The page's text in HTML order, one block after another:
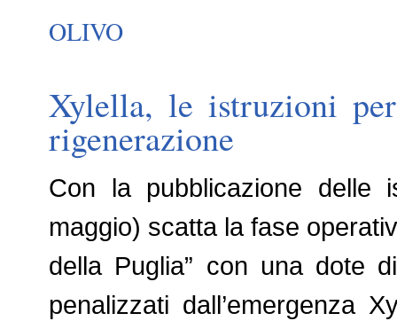
OLIVO
Xylella, le istruzioni
rigenerazione
Con la pubblicazione delle
maggio) scatta la fase
della Puglia” con una dote
penalizzati dall’emergenza